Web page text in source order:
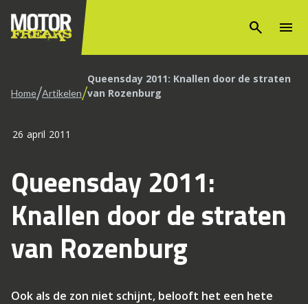
search menu
Home/Artikelen/Queensday 2011: Knallen door de straten
van Rozenburg
26 april 2011
Queensday 2011:
Knallen door de straten
van Rozenburg
Ook als de zon niet schijnt, belooft het een hete